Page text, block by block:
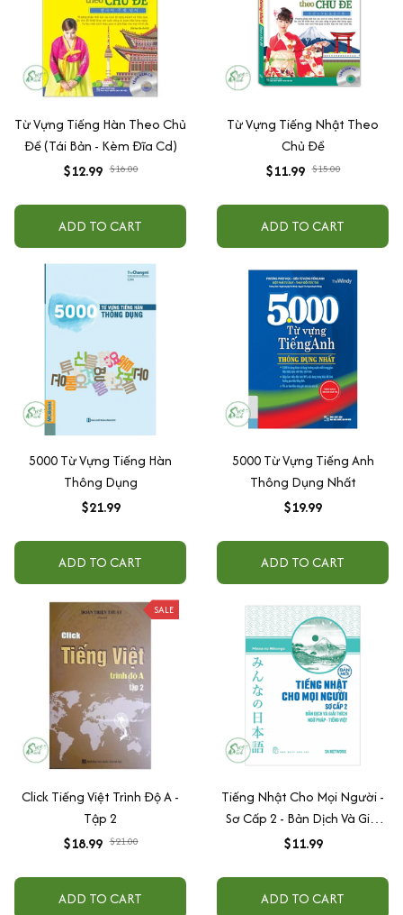
Từ Vựng Tiếng Hàn Theo Chủ
Đề (Tái Bản - Kèm Đĩa Cd)
$12.99 $16.00
ADD TO CART
Từ Vựng Tiếng Nhật Theo
Chủ Đề
$11.99 $15.00
ADD TO CART
5000 Từ Vựng Tiếng Hàn
Thông Dụng
$21.99
ADD TO CART
5000 Từ Vựng Tiếng Anh
Thông Dụng Nhất
$19.99
ADD TO CART
SALE
Click Tiếng Việt Trình Độ A -
Tập 2
$18.99 $21.00
ADD TO CART
Tiếng Nhật Cho Mọi Người -
Sơ Cấp 2 - Bản Dịch Và Giải
Thích Ngữ Pháp - Tiếng Việt
$11.99
ADD TO CART